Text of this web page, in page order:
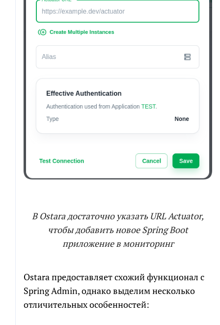
В Ostara достаточно указать URL Actuator,
чтобы добавить новое Spring Boot
приложение в мониторинг
Ostara предоставляет схожий функционал с
Spring Admin, однако выделим несколько
отличительных особенностей: